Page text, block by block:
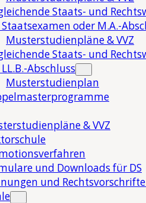
Staats- und
oder M.A.-
Musterstudienpläne & VVZ
Staats- und
Abschluss
Musterstudienplan
& VVZ
und Downloads für DS
und